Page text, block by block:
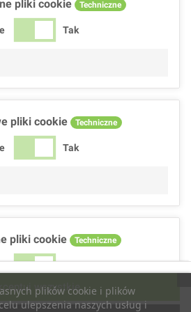
plików cookie i plików
ulepszenia naszych usług i
pliki cookie Techniczne
Tak
pliki cookie Techniczne
Tak
pliki cookie Techniczne
Tak
wszystkie